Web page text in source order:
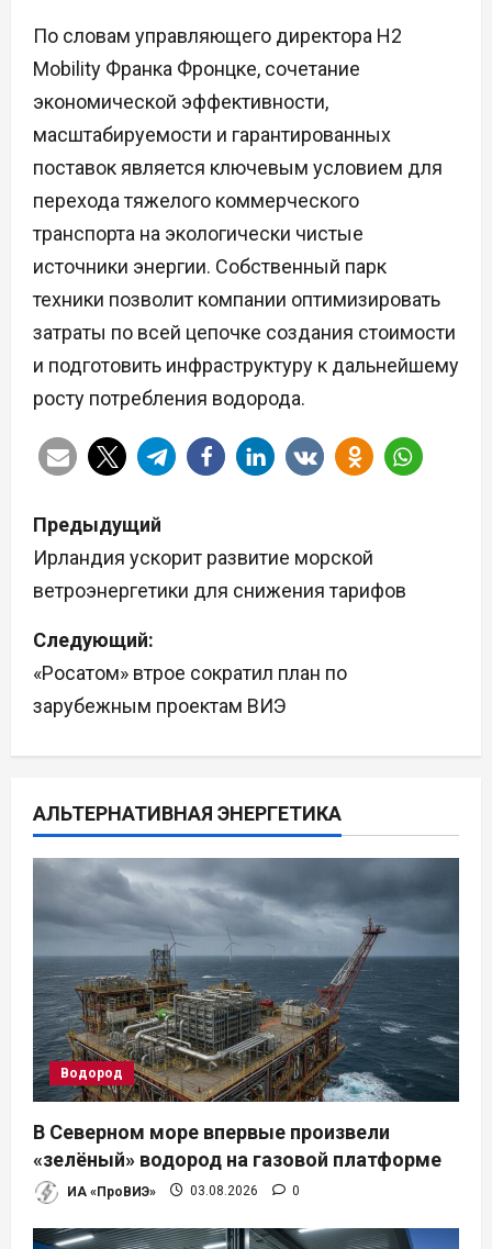
По словам управляющего директора H2
Mobility Франка Фронцке, сочетание
экономической эффективности,
масштабируемости и гарантированных
поставок является ключевым условием для
перехода тяжелого коммерческого
транспорта на экологически чистые
источники энергии. Собственный парк
техники позволит компании оптимизировать
затраты по всей цепочке создания стоимости
и подготовить инфраструктуру к дальнейшему
росту потребления водорода.
Н
а
в
и
г
и
п
о
з
а
п
и
с
Предыдущий
Ирландия ускорит развитие морской
ветроэнергетики для снижения тарифов
Следующий:
«Росатом» втрое сократил план по
зарубежным проектам ВИЭ
АЛЬТЕРНАТИВНАЯ ЭНЕРГЕТИКА
Водород
В Северном море впервые произвели
«зелёный» водород на газовой платформе
ИА «ПроВИЭ» 03.08.2026 0